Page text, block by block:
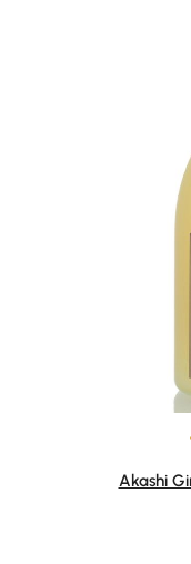
Durchschnittliche
Akashi